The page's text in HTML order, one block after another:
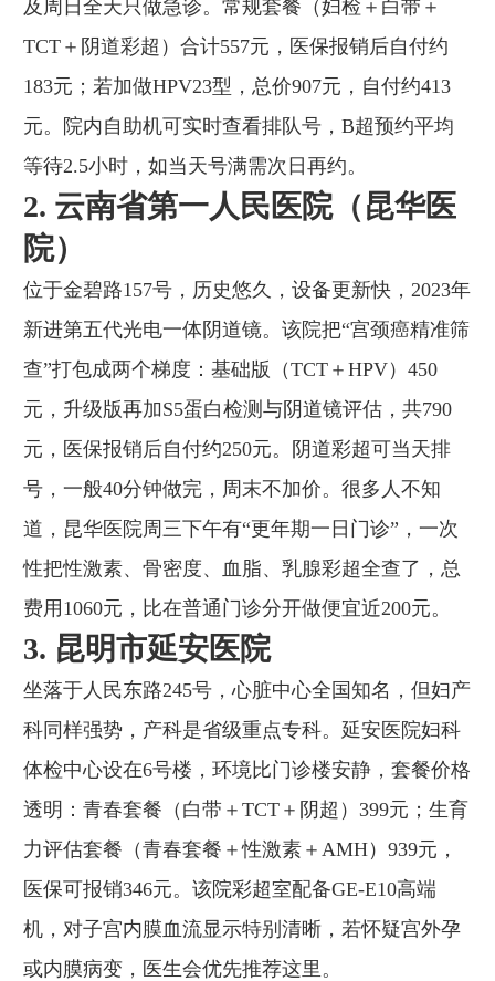
及周日全天只做急诊。常规套餐（妇检＋白带＋
TCT＋阴道彩超）合计557元，医保报销后自付约
183元；若加做HPV23型，总价907元，自付约413
元。院内自助机可实时查看排队号，B超预约平均
等待2.5小时，如当天号满需次日再约。
2. 云南省第一人民医院（昆华医
院）
位于金碧路157号，历史悠久，设备更新快，2023年
新进第五代光电一体阴道镜。该院把“宫颈癌精准筛
查”打包成两个梯度：基础版（TCT＋HPV）450
元，升级版再加S5蛋白检测与阴道镜评估，共790
元，医保报销后自付约250元。阴道彩超可当天排
号，一般40分钟做完，周末不加价。很多人不知
道，昆华医院周三下午有“更年期一日门诊”，一次
性把性激素、骨密度、血脂、乳腺彩超全查了，总
费用1060元，比在普通门诊分开做便宜近200元。
3. 昆明市延安医院
坐落于人民东路245号，心脏中心全国知名，但妇产
科同样强势，产科是省级重点专科。延安医院妇科
体检中心设在6号楼，环境比门诊楼安静，套餐价格
透明：青春套餐（白带＋TCT＋阴超）399元；生育
力评估套餐（青春套餐＋性激素＋AMH）939元，
医保可报销346元。该院彩超室配备GE-E10高端
机，对子宫内膜血流显示特别清晰，若怀疑宫外孕
或内膜病变，医生会优先推荐这里。